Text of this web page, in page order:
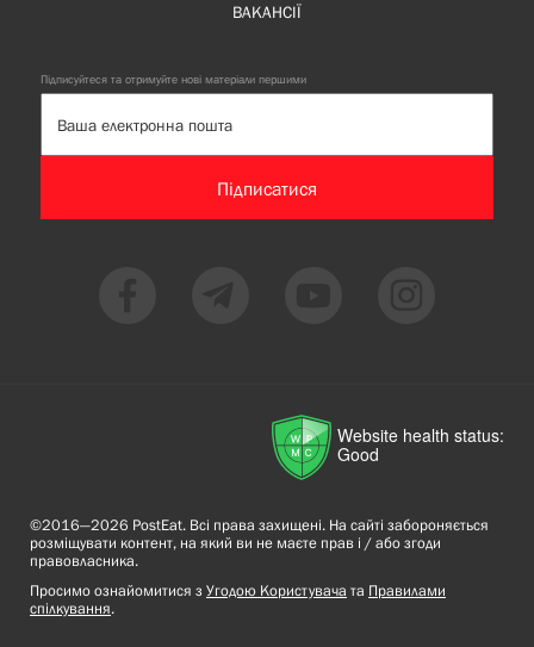
ВАКАНСІЇ
Підписуйтеся та отримуйте нові матеріали першими
Підписатися
Website health status:
Good
©2016—2026 PostEat. Всі права захищені. На сайті забороняється
розміщувати контент, на який ви не маєте прав і / або згоди
правовласника.
Просимо ознайомитися з Угодою Користувача та Правилами
спілкування.